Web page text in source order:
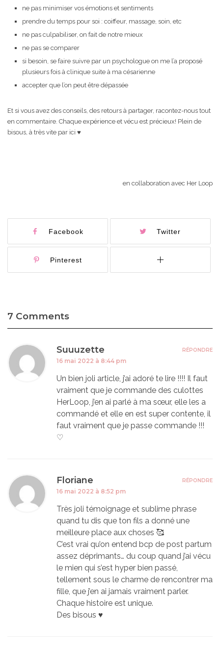
ne pas minimiser vos émotions et sentiments
prendre du temps pour soi : coiffeur, massage, soin, etc
ne pas culpabiliser, on fait de notre mieux
ne pas se comparer
si besoin, se faire suivre par un psychologue on me l’a proposé
plusieurs fois à clinique suite à ma césarienne
accepter que l’on peut être dépassée
Et si vous avez des conseils, des retours à partager, racontez-nous tout
en commentaire. Chaque expérience et vécu est précieux! Plein de
bisous, à très vite par ici ♥
en collaboration avec Her Loop
Facebook Twitter
Pinterest
7 Comments
Suuuzette
16 mai 2022 à 8:44 pm
Un bien joli article, j’ai adoré te lire !!!! Il faut
vraiment que je commande des culottes
HerLoop, j’en ai parlé à ma sœur, elle les a
commandé et elle en est super contente, il
faut vraiment que je passe commande !!!
♡
RÉPONDRE
Floriane
16 mai 2022 à 8:52 pm
Très joli témoignage et sublime phrase
quand tu dis que ton fils a donné une
meilleure place aux choses 🥰
C’est vrai qu’on entend bcp de post partum
assez déprimants… du coup quand j’ai vécu
le mien qui s’est hyper bien passé,
tellement sous le charme de rencontrer ma
fille, que j’en ai jamais vraiment parler.
Chaque histoire est unique.
Des bisous ♥️
RÉPONDRE